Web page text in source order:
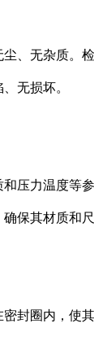
、无杂质。
无损坏。
压力温度等
保其材质和
封圈内，使